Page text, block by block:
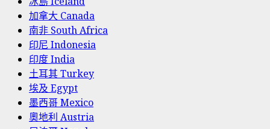
加拿大 Canada
南非 South Africa
印尼 Indonesia
印度 India
土耳其 Turkey
埃及 Egypt
墨西哥 Mexico
奧地利 Austria